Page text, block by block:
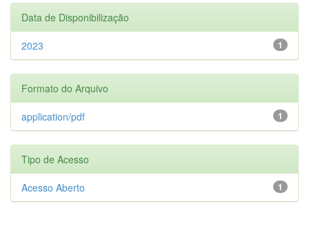
Data de Disponibilização
1
2023
Formato do Arquivo
1
application/pdf
Tipo de Acesso
1
Acesso Aberto